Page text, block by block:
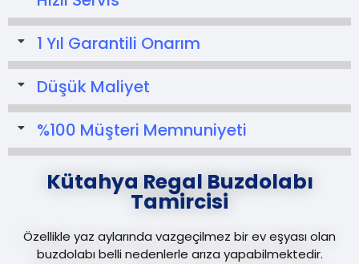
1 Yıl Garantili Onarım
Düşük Maliyet
%100 Müşteri Memnuniyeti
Kütahya Regal Buzdolabı
Tamircisi
Özellikle yaz aylarında vazgeçilmez bir ev eşyası olan
buzdolabı belli nedenlerle arıza yapabilmektedir.